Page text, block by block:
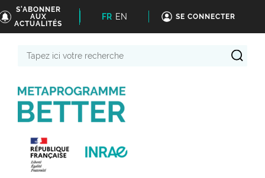
S'ABONNER
AUX
ACTUALITÉS
FR EN SE CONNECTER